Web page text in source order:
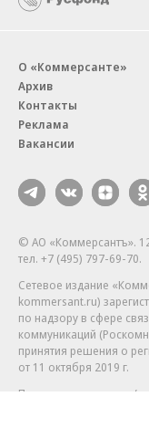
О «Коммерсанте»
Архив
Контакты
Реклама
Вакансии
© АО «Коммерсантъ».
тел. +7 (495) 797-69-70.
Сетевое издание
kommersant.ru)
по надзору в сфере
коммуникаций
принятия решения о
от 11 октября 2019 г.
Партнерские проекты/